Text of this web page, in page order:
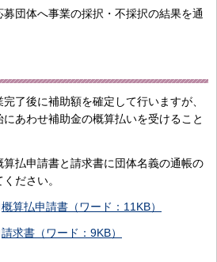
団体へ事業の採択・不採択の結果を通
了後に補助額を確定して行いますが、
あわせ補助金の概算払いを受けること
払申請書と請求書に団体名義の通帳の
ださい。
概算払申請書（ワード：11KB）
請求書（ワード：9KB）